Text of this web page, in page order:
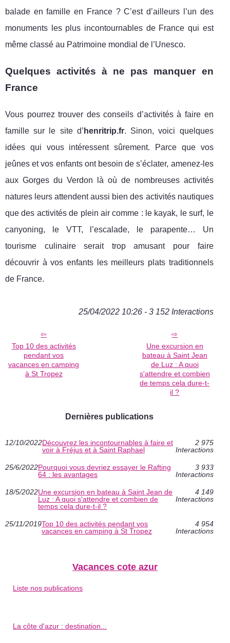
balade en famille en France ? C’est d’ailleurs l’un des
monuments les plus incontournables de France qui est
même classé au Patrimoine mondial de l’Unesco.
Quelques activités à ne pas manquer en
France
Vous pourrez trouver des conseils d’activités à faire en
famille sur le site d’ henritrip.fr. Sinon, voici quelques
idées qui vous intéressent sûrement. Parce que vos
jeûnes et vos enfants ont besoin de s’éclater, amenez-les
aux Gorges du Verdon là où de nombreuses activités
natures leurs attendent aussi bien des activités nautiques
que des activités de plein air comme : le kayak, le surf, le
canyoning, le VTT, l’escalade, le parapente… Un
tourisme culinaire serait trop amusant pour faire
découvrir à vos enfants les meilleurs plats traditionnels
de France.
25/04/2022 10:26 - 3 152 Interactions
Top 10 des activités
pendant vos
vacances en camping
à St Tropez
Une excursion en
bateau à Saint Jean
de Luz : A quoi
s'attendre et combien
de temps cela dure-t-
il ?
Dernières publications
12/10/2022Découvrez les incontournables à faire et
voir à Fréjus et à Saint Raphael
2 975
Interactions
25/6/2022Pourquoi vous devriez essayer le Rafting
64 : les avantages
3 933
Interactions
18/5/2022Une excursion en bateau à Saint Jean de
Luz : A quoi s'attendre et combien de
temps cela dure-t-il ?
4 149
Interactions
25/11/2019Top 10 des activités pendant vos
vacances en camping à St Tropez
4 954
Interactions
Vacances cote azur
Liste nos publications
La côte d'azur : destination...